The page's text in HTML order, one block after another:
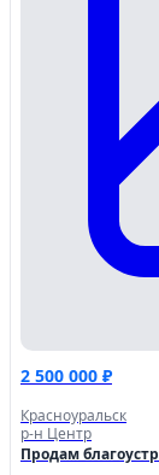
2 500 000 ₽
Красноуральск
р-н Центр
Продам